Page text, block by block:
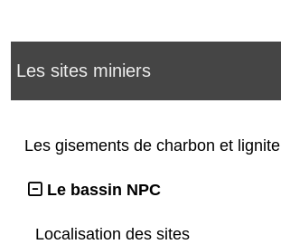
Les sites miniers
Les gisements de charbon et lignite
Le bassin NPC
Localisation des sites